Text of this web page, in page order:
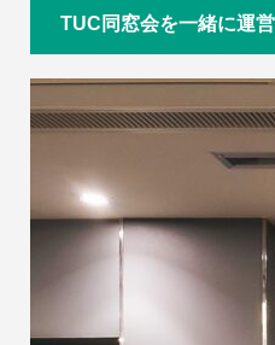
TUC同窓会を一緒に運